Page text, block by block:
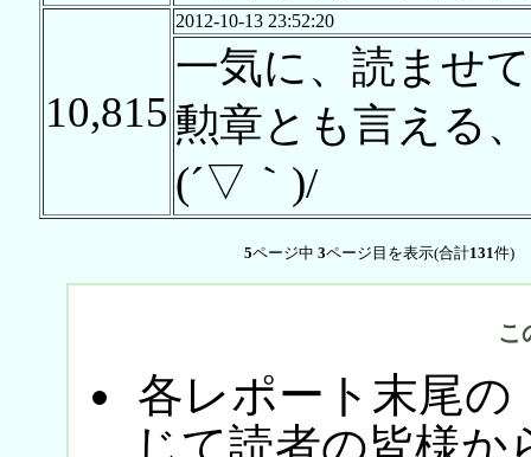
10,815
2012-10-13 23:52:20
一気に、読ませ
勲章とも言える
(´▽｀)/
5ページ中 3ページ目を表示(合計131件)
こ
各レポート末尾の
じて読者の皆様か